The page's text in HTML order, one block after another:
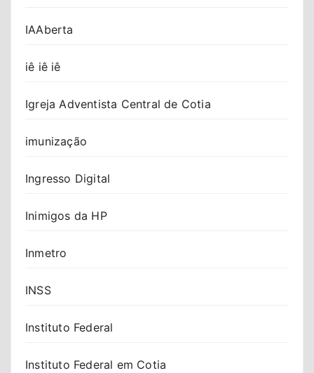
IAAberta
iê iê iê
Igreja Adventista Central de Cotia
imunização
Ingresso Digital
Inimigos da HP
Inmetro
INSS
Instituto Federal
Instituto Federal em Cotia